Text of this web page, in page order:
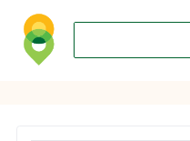
Suche nach: Zum